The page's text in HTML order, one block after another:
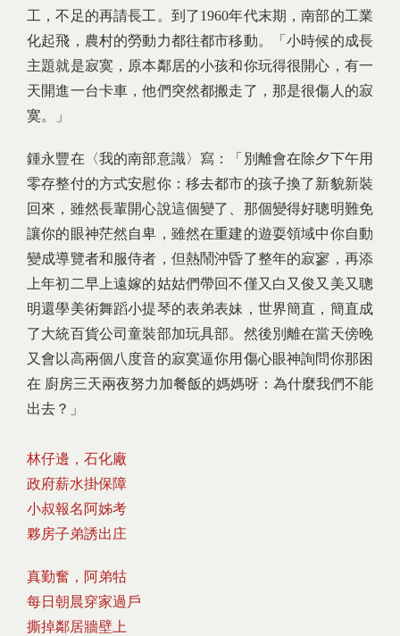
工，不足的再請長工。到了1960年代末期，南部的工業
化起飛，農村的勞動力都往都市移動。「小時候的成長
主題就是寂寞，原本鄰居的小孩和你玩得很開心，有一
天開進一台卡車，他們突然都搬走了，那是很傷人的寂
寞。」
鍾永豐在〈我的南部意識〉寫：「別離會在除夕下午用
零存整付的方式安慰你：移去都市的孩子換了新貌新裝
回來，雖然長輩開心說這個變了、那個變得好聰明難免
讓你的眼神茫然自卑，雖然在重建的遊耍領域中你自動
變成導覽者和服侍者，但熱鬧沖昏了整年的寂寥，再添
上年初二早上遠嫁的姑姑們帶回不僅又白又俊又美又聰
明還學美術舞蹈小提琴的表弟表妹，世界簡直，簡直成
了大統百貨公司童裝部加玩具部。然後別離在當天傍晚
又會以高兩個八度音的寂寞逼你用傷心眼神詢問你那困
在 廚房三天兩夜努力加餐飯的媽媽呀：為什麼我們不能
出去？」
林仔邊，石化廠
政府薪水掛保障
小叔報名阿姊考
夥房子弟誘出庄
真勤奮，阿弟牯
每日朝晨穿家過戶
撕掉鄰居牆壁上